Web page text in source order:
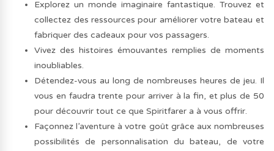
Explorez un monde imaginaire fantastique. Trouvez et
collectez des ressources pour améliorer votre bateau et
fabriquer des cadeaux pour vos passagers.
Vivez des histoires émouvantes remplies de moments
inoubliables.
Détendez-vous au long de nombreuses heures de jeu. Il
vous en faudra trente pour arriver à la fin, et plus de 50
pour découvrir tout ce que Spiritfarer a à vous offrir.
Façonnez l’aventure à votre goût grâce aux nombreuses
possibilités de personnalisation du bateau, de votre